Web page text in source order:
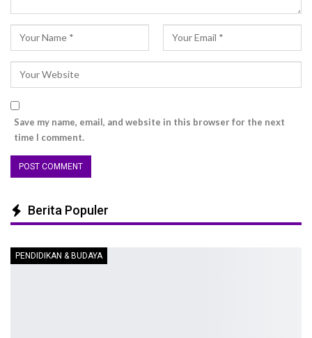
Save my name, email, and website in this browser for the next
time I comment.
Berita Populer
PENDIDIKAN & BUDAYA